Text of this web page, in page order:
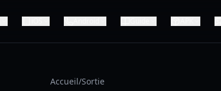
Accueil/Sortie